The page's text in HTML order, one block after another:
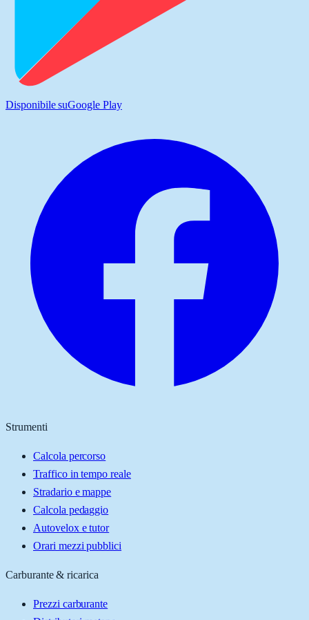
Disponibile suGoogle Play
Strumenti
Calcola percorso
Traffico in tempo reale
Stradario e mappe
Calcola pedaggio
Autovelox e tutor
Orari mezzi pubblici
Carburante & ricarica
Prezzi carburante